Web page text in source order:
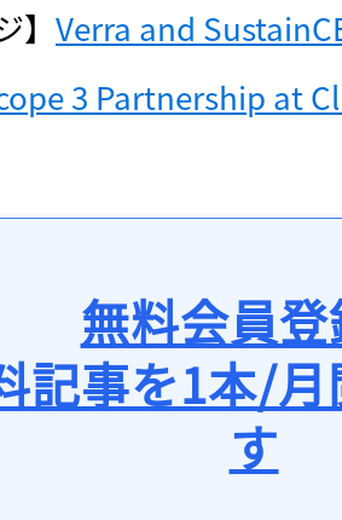
】 Verra and
3 Partnership at
無料会員
記事を1本/
す